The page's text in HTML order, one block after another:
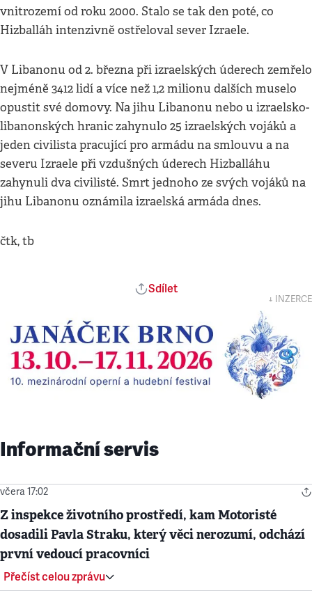
vnitrozemí od roku 2000. Stalo se tak den poté, co
Hizballáh intenzivně ostřeloval sever Izraele.
V Libanonu od 2. března při izraelských úderech zemřelo
nejméně 3412 lidí a více než 1,2 milionu dalších muselo
opustit své domovy. Na jihu Libanonu nebo u izraelsko-
libanonských hranic zahynulo 25 izraelských vojáků a
jeden civilista pracující pro armádu na smlouvu a na
severu Izraele při vzdušných úderech Hizballáhu
zahynuli dva civilisté. Smrt jednoho ze svých vojáků na
jihu Libanonu oznámila izraelská armáda dnes.
čtk, tb
Sdílet
↓ INZERCE
Informační servis
včera 17:02
Z inspekce životního prostředí, kam Motoristé
dosadili Pavla Straku, který věci nerozumí, odchází
první vedoucí pracovníci
Přečíst celou zprávu